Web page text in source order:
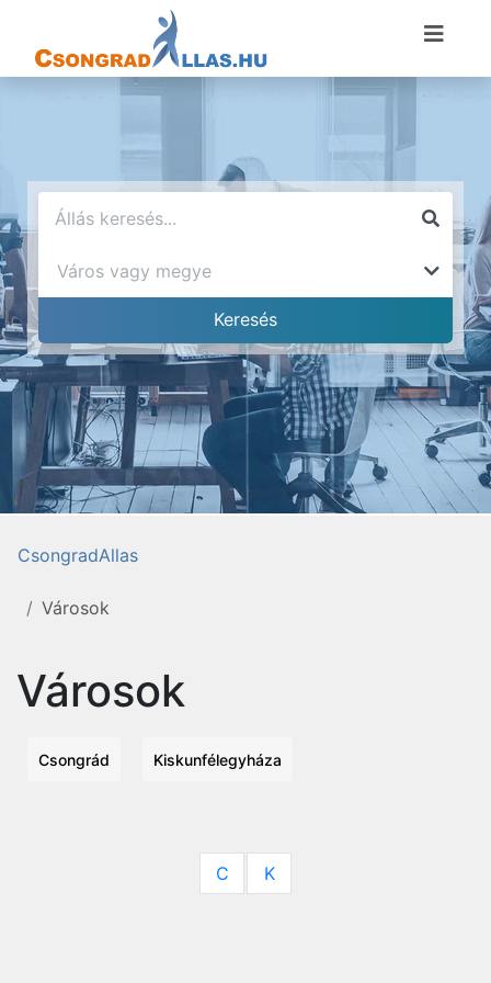
CsongradAllas
Városok
Városok
Csongrád Kiskunfélegyháza
C K